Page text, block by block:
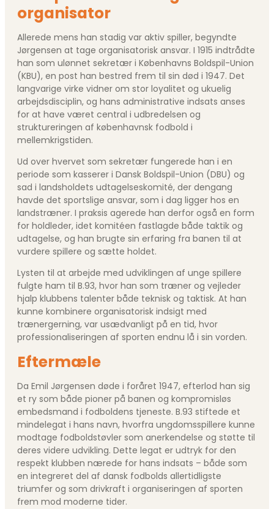
organisator
Allerede mens han stadig var aktiv spiller, begyndte
Jørgensen at tage organisatorisk ansvar. I 1915 indtrådte
han som ulønnet sekretær i Københavns Boldspil-Union
(KBU), en post han bestred frem til sin død i 1947. Det
langvarige virke vidner om stor loyalitet og ukuelig
arbejdsdisciplin, og hans administrative indsats anses
for at have været central i udbredelsen og
struktureringen af københavnsk fodbold i
mellemkrigstiden.
Ud over hvervet som sekretær fungerede han i en
periode som kasserer i Dansk Boldspil-Union (DBU) og
sad i landsholdets udtagelseskomité, der dengang
havde det sportslige ansvar, som i dag ligger hos en
landstræner. I praksis agerede han derfor også en form
for holdleder, idet komitéen fastlagde både taktik og
udtagelse, og han brugte sin erfaring fra banen til at
vurdere spillere og sætte holdet.
Lysten til at arbejde med udviklingen af unge spillere
fulgte ham til B.93, hvor han som træner og vejleder
hjalp klubbens talenter både teknisk og taktisk. At han
kunne kombinere organisatorisk indsigt med
trænergerning, var usædvanligt på en tid, hvor
professionaliseringen af sporten endnu lå i sin vorden.
Eftermæle
Da Emil Jørgensen døde i foråret 1947, efterlod han sig
et ry som både pioner på banen og kompromisløs
embedsmand i fodboldens tjeneste. B.93 stiftede et
mindelegat i hans navn, hvorfra ungdomsspillere kunne
modtage fodboldstøvler som anerkendelse og støtte til
deres videre udvikling. Dette legat er udtryk for den
respekt klubben nærede for hans indsats – både som
en integreret del af dansk fodbolds allertidligste
triumfer og som drivkraft i organiseringen af sporten
frem mod moderne tider.